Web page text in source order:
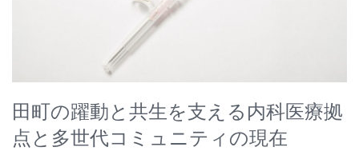
田町の躍動と共生を支える内科医療拠
点と多世代コミュニティの現在